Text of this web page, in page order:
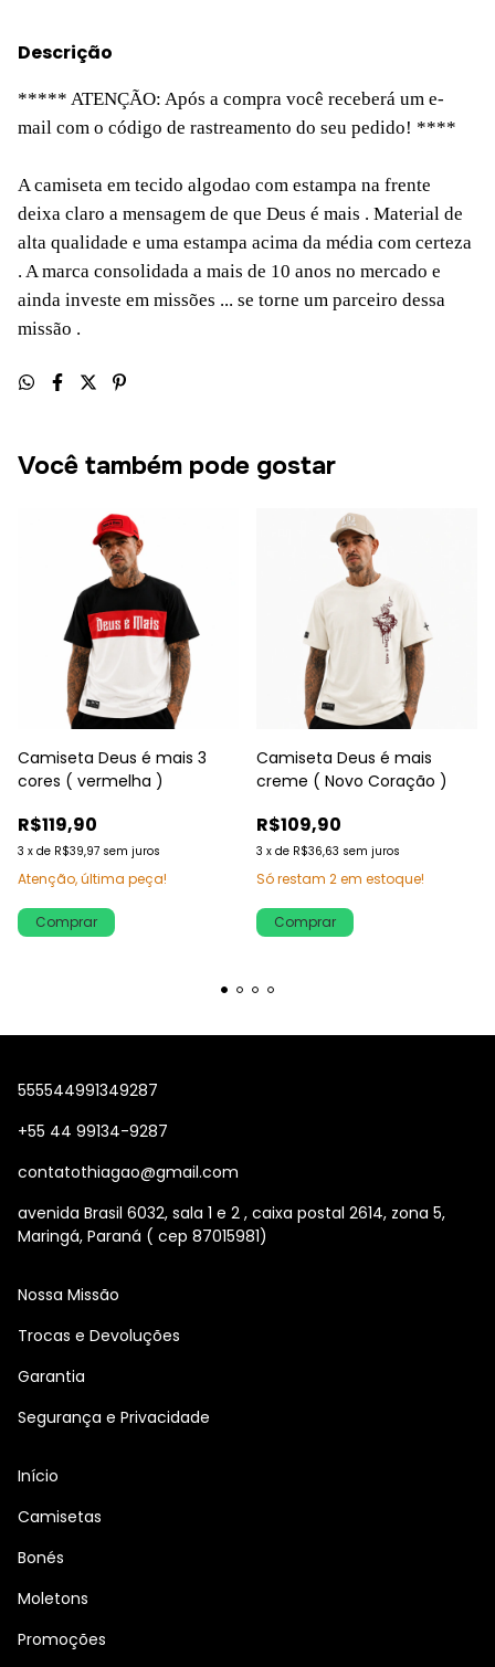
Descrição
***** ATENÇÃO: Após a compra você receberá um e-
mail com o código de rastreamento do seu pedido! ****
A camiseta em tecido algodao com estampa na frente
deixa claro a mensagem de que Deus é mais . Material de
alta qualidade e uma estampa acima da média com certeza
. A marca consolidada a mais de 10 anos no mercado e
ainda investe em missões ... se torne um parceiro dessa
missão .
Você também pode gostar
Camiseta Deus é mais 3
cores ( vermelha )
R$119,90
3 x de R$39,97 sem juros
Atenção, última peça!
Comprar
Camiseta Deus é mais
creme ( Novo Coração )
R$109,90
3 x de R$36,63 sem juros
Só restam 2em estoque!
Comprar
555544991349287
+55 44 99134-9287
contatothiagao@gmail.com
avenida Brasil 6032, sala 1 e 2 , caixa postal 2614, zona 5,
Maringá, Paraná ( cep 87015981)
Nossa Missão
Trocas e Devoluções
Garantia
Segurança e Privacidade
Início
Camisetas
Bonés
Moletons
Promoções